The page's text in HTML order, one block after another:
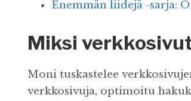
Enemmän liidejä -sarja:
Miksi
Moni tuskastelee
verkkosivuja, optimoitu